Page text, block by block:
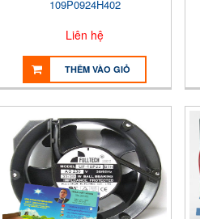
109P0924H402
Liên hệ
THÊM VÀO GIỎ